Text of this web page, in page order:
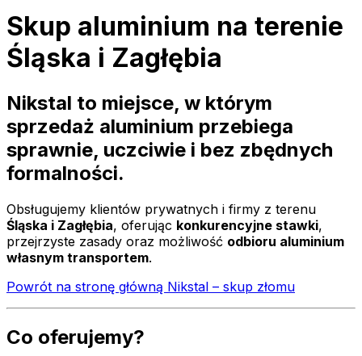
Skup aluminium na terenie
Śląska i Zagłębia
Nikstal to miejsce, w którym
sprzedaż aluminium przebiega
sprawnie, uczciwie i bez zbędnych
formalności.
Obsługujemy klientów prywatnych i firmy z terenu
Śląska i Zagłębia, oferując konkurencyjne stawki,
przejrzyste zasady oraz możliwość odbioru aluminium
własnym transportem.
Powrót na stronę główną Nikstal – skup złomu
Co oferujemy?